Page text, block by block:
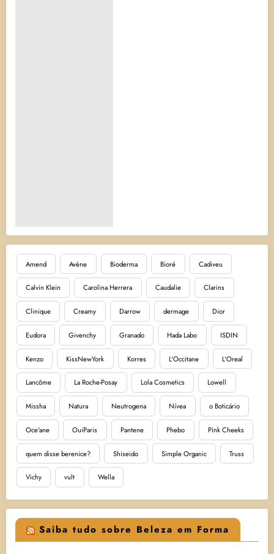
Amend Avène Bioderma Bioré Cadiveu
Calvin Klein Carolina Herrera Caudalie Clarins
Clinique Creamy Darrow dermage Dior
Eudora Givenchy Granado Hada Labo ISDIN
Kenzo KissNewYork Korres L'Occitane L'Oreal
Lancôme La Roche-Posay Lola Cosmetics Lowell
Missha Natura Neutrogena Nívea o Boticário
Oce'ane OuiParis Pantene Phebo Pink Cheeks
quem disse berenice? Shiseido Simple Organic Truss
Vichy vult Wella
Saiba tudo sobre Beleza em Forma